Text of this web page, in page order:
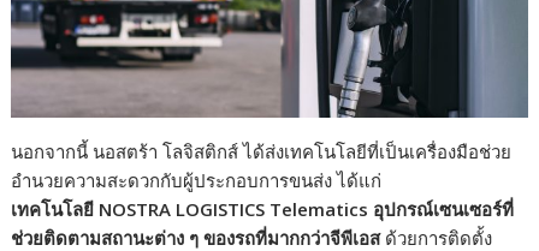
นอกจากนี้ นอสตร้า โลจิสติกส์ ได้ส่งเทคโนโลยีที่เป็นเครื่องมือช่วย
อำนวยความสะดวกกับผู้ประกอบการขนส่ง ได้แก่
เทคโนโลยี NOSTRA LOGISTICS Telematics อุปกรณ์เซนเซอร์ที่
ช่วยติดตามสถานะต่าง ๆ ของรถที่มากกว่าจีพีเอส ด้วยการติดตั้ง